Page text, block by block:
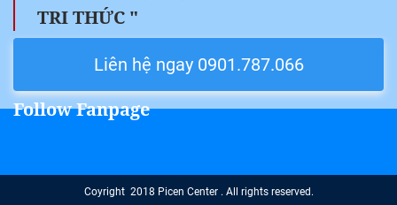
TRI THỨC "
Liên hệ ngay 0901.787.066
Follow Fanpage
Coyright 2018 Picen Center . All rights reserved.